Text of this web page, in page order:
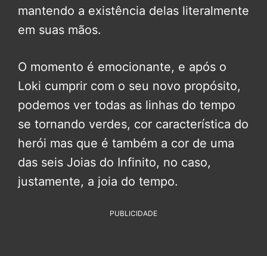
mantendo a existência delas literalmente
em suas mãos.
O momento é emocionante, e após o
Loki cumprir com o seu novo propósito,
podemos ver todas as linhas do tempo
se tornando verdes, cor característica do
herói mas que é também a cor de uma
das seis Joias do Infinito, no caso,
justamente, a joia do tempo.
PUBLICIDADE